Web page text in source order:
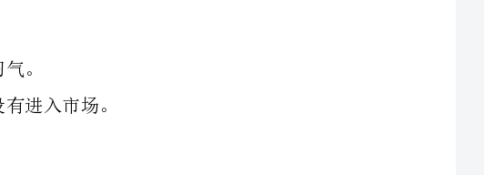
方便一方面是指手续上的简便，另一方面则是指公路开发的运输产品品种多，